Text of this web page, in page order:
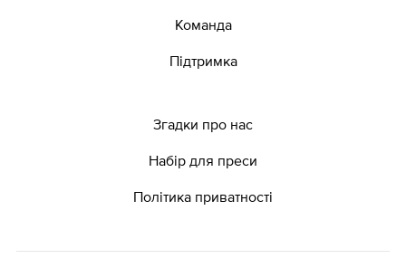
Команда
Підтримка
Згадки про нас
Набір для преси
Політика приватності